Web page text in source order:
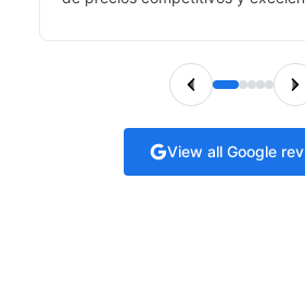
View all Google